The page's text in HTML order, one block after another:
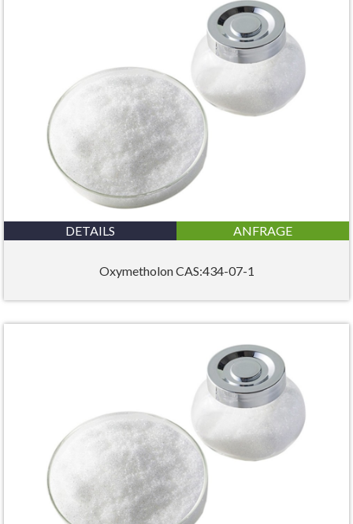
DETAILS ANFRAGE
Oxymetholon CAS:434-07-1